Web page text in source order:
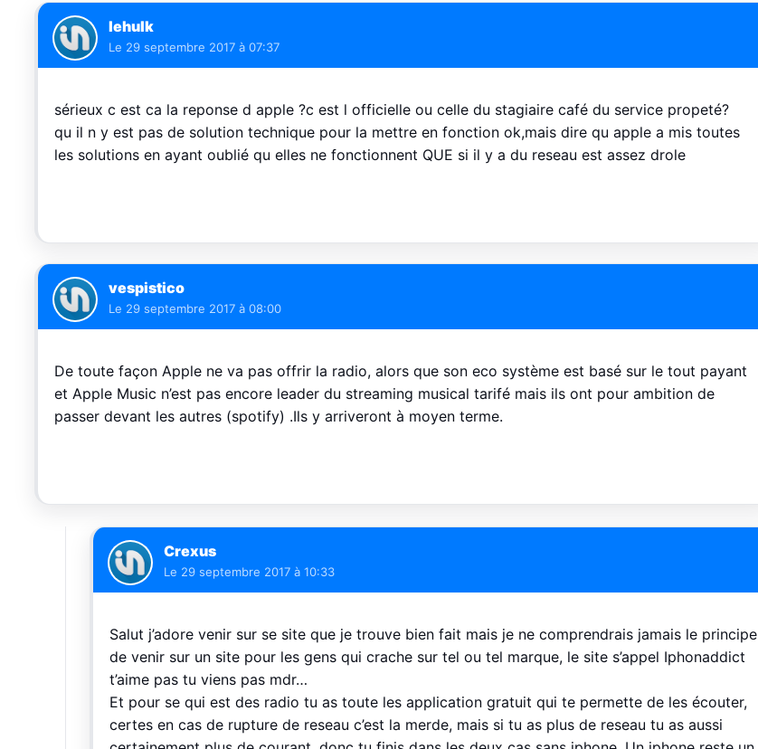
lehulk
Le 29 septembre 2017 à 07:37
sérieux c est ca la reponse d apple ?c est l officielle ou celle du stagiaire café du service propeté?
qu il n y est pas de solution technique pour la mettre en fonction ok,mais dire qu apple a mis toutes
les solutions en ayant oublié qu elles ne fonctionnent QUE si il y a du reseau est assez drole
vespistico
Le 29 septembre 2017 à 08:00
De toute façon Apple ne va pas offrir la radio, alors que son eco système est basé sur le tout payant
et Apple Music n’est pas encore leader du streaming musical tarifé mais ils ont pour ambition de
passer devant les autres (spotify) .Ils y arriveront à moyen terme.
Crexus
Le 29 septembre 2017 à 10:33
Salut j’adore venir sur se site que je trouve bien fait mais je ne comprendrais jamais le principe
de venir sur un site pour les gens qui crache sur tel ou tel marque, le site s’appel Iphonaddict
t’aime pas tu viens pas mdr…
Et pour se qui est des radio tu as toute les application gratuit qui te permette de les écouter,
certes en cas de rupture de reseau c’est la merde, mais si tu as plus de reseau tu as aussi